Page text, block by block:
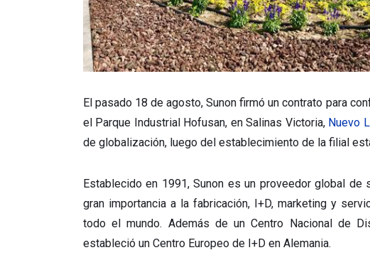
El pasado 18 de agosto, Sunon firmó un contrato para
el Parque Industrial Hofusan, en Salinas Victoria, Nuevo
de globalización, luego del establecimiento de la filial
Establecido en 1991, Sunon es un proveedor global
gran importancia a la fabricación, I+D, marketing y
todo el mundo. Además de un Centro Nacional de
estableció un Centro Europeo de I+D en Alemania.